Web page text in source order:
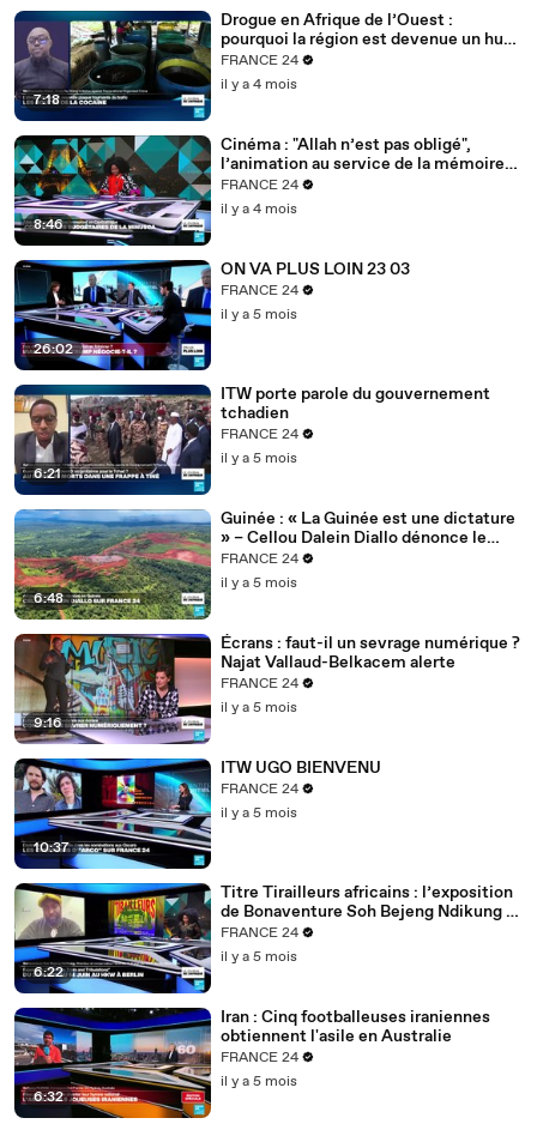
7:18
Drogue en Afrique de l’Ouest :
pourquoi la région est devenue un hub
mondial
FRANCE 24
il y a 4 mois
8:46
Cinéma : "Allah n’est pas obligé",
l’animation au service de la mémoire
des enfants-soldats
FRANCE 24
il y a 4 mois
26:02
ON VA PLUS LOIN 23 03
FRANCE 24
il y a 5 mois
6:21
ITW porte parole du gouvernement
tchadien
FRANCE 24
il y a 5 mois
6:48
Guinée : « La Guinée est une dictature
» – Cellou Dalein Diallo dénonce le
régime Doumbouya
FRANCE 24
il y a 5 mois
9:16
Écrans : faut-il un sevrage numérique ?
Najat Vallaud-Belkacem alerte
FRANCE 24
il y a 5 mois
10:37
ITW UGO BIENVENU
FRANCE 24
il y a 5 mois
6:22
Titre Tirailleurs africains : l’exposition
de Bonaventure Soh Bejeng Ndikung à
Berlin
FRANCE 24
il y a 5 mois
6:32
Iran : Cinq footballeuses iraniennes
obtiennent l'asile en Australie
FRANCE 24
il y a 5 mois